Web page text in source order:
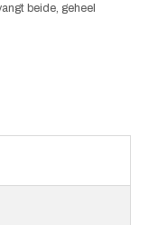
beide, geheel